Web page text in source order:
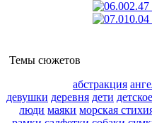
Темы сюжетов
абстракция
девушки деревня дети детское
люди маяки морская